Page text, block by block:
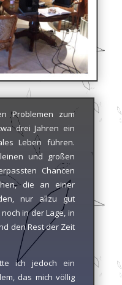
Problemen zum
drei Jahren ein
Leben führen.
und großen
Chancen
die an einer
nur allzu gut
in der Lage, in
den Rest der Zeit
ich jedoch ein
das mich völlig